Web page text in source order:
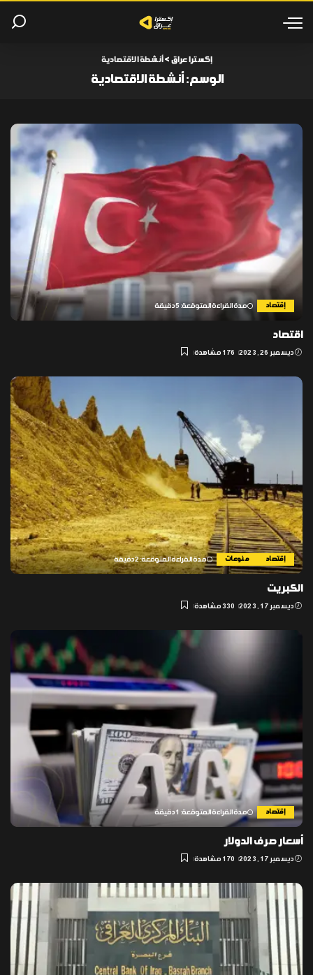
إكسترا عراق >أنشطة الاقتصادية
الوسم:أنشطة الاقتصادية
إقتصاد مدة القراءة المتوقعة: 5 دقيقة
اقتصاد
ديسمبر 26, 2023 176 مشاهدة
إقتصاد منوعات مدة القراءة المتوقعة: 2 دقيقة
الكبريت
ديسمبر 17, 2023 330 مشاهدة
إقتصاد مدة القراءة المتوقعة: 1 دقيقة
أسعار صرف الدولار
ديسمبر 17, 2023 170 مشاهدة